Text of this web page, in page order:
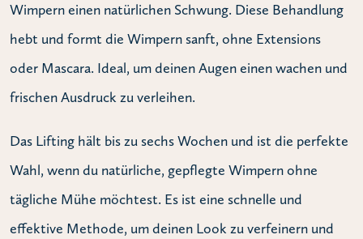
Wimpern einen natürlichen Schwung. Diese Behandlung
hebt und formt die Wimpern sanft, ohne Extensions
oder Mascara. Ideal, um deinen Augen einen wachen und
frischen Ausdruck zu verleihen.
Das Lifting hält bis zu sechs Wochen und ist die perfekte
Wahl, wenn du natürliche, gepflegte Wimpern ohne
tägliche Mühe möchtest. Es ist eine schnelle und
effektive Methode, um deinen Look zu verfeinern und